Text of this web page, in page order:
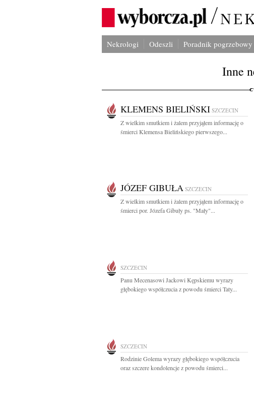
Nekrologi Odeszli Poradnik pogrzebowy
Inne
KLEMENS BIELIŃSKI SZCZECIN
Z wielkim smutkiem i żalem przyjąłem informację o
śmierci Klemensa Bielińskiego pierwszego...
JÓZEF GIBUŁA SZCZECIN
Z wielkim smutkiem i żalem przyjąłem informację o
śmierci por. Józefa Gibuły ps. "Mały"...
SZCZECIN
Panu Mecenasowi Jackowi Kępskiemu wyrazy
głębokiego współczucia z powodu śmierci Taty...
SZCZECIN
Rodzinie Golema wyrazy głębokiego współczucia
oraz szczere kondolencje z powodu śmierci...